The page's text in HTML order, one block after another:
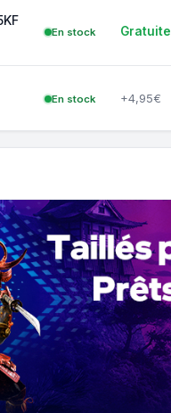
En stock Gratuite
En stock +4,95€